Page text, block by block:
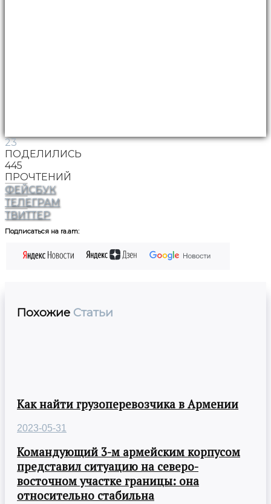
23
ПОДЕЛИЛИСЬ
445
ПРОЧТЕНИЙ
ФЕЙСБУК
ТЕЛЕГРАМ
ТВИТТЕР
Подписаться на ra.am:
Похожие Статьи
Как найти грузоперевозчика в Армении
2023-05-31
Командующий 3-м армейским корпусом
представил ситуацию на северо-
восточном участке границы: она
относительно стабильна